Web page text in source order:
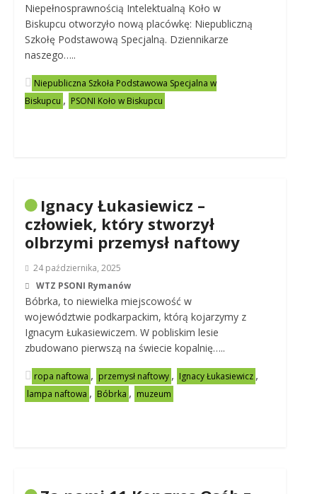
Niepełnosprawnością Intelektualną Koło w
Biskupcu otworzyło nową placówkę: Niepubliczną
Szkołę Podstawową Specjalną. Dziennikarze
naszego…..
Niepubliczna Szkoła Podstawowa Specjalna w
Biskupcu , PSONI Koło w Biskupcu
Ignacy Łukasiewicz –
człowiek, który stworzył
olbrzymi przemysł naftowy
24 października, 2025
WTZ PSONI Rymanów
Bóbrka, to niewielka miejscowość w
województwie podkarpackim, którą kojarzymy z
Ignacym Łukasiewiczem. W pobliskim lesie
zbudowano pierwszą na świecie kopalnię…..
ropa naftowa , przemysł naftowy , Ignacy Łukasiewicz ,
lampa naftowa , Bóbrka , muzeum